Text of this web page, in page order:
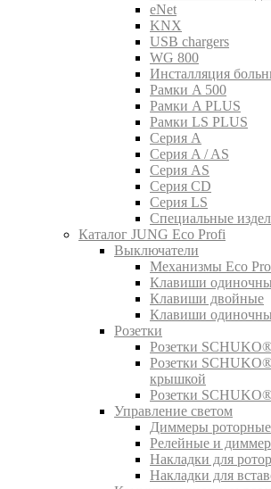
eNet
KNX
USB chargers
WG 800
Инсталляция
Рамки A 500
Рамки A PLUS
Рамки LS PLUS
Серия A
Серия A / AS
Серия AS
Серия CD
Серия LS
Специальные
Каталог JUNG Eco Profi
Выключатели
Механизмы Eco
Клавиши
Клавиши двойные
Клавиши
Розетки
Розетки
Розетки
крышкой
Розетки
Управление светом
Диммеры роторные
Релейные и
Накладки для
Накладки для